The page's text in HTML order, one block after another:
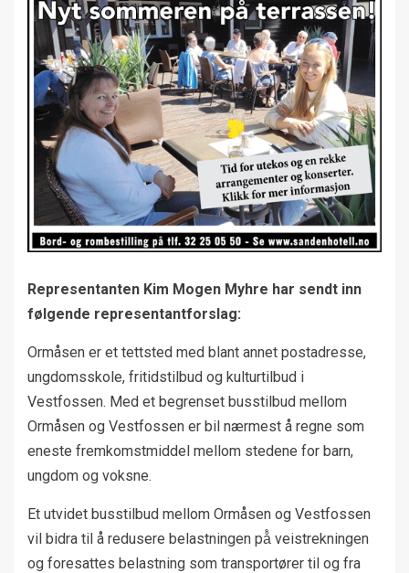
Representanten Kim Mogen Myhre har sendt inn
følgende representantforslag:
Ormåsen er et tettsted med blant annet postadresse,
ungdomsskole, fritidstilbud og kulturtilbud i
Vestfossen. Med et begrenset busstilbud mellom
Ormåsen og Vestfossen er bil nærmest å regne som
eneste fremkomstmiddel mellom stedene for barn,
ungdom og voksne.
Et utvidet busstilbud mellom Ormåsen og Vestfossen
vil bidra til å redusere belastningen på̊ veistrekningen
og foresattes belastning som transportører til og fra